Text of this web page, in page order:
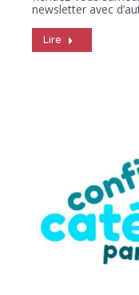
newsletter avec
Lire